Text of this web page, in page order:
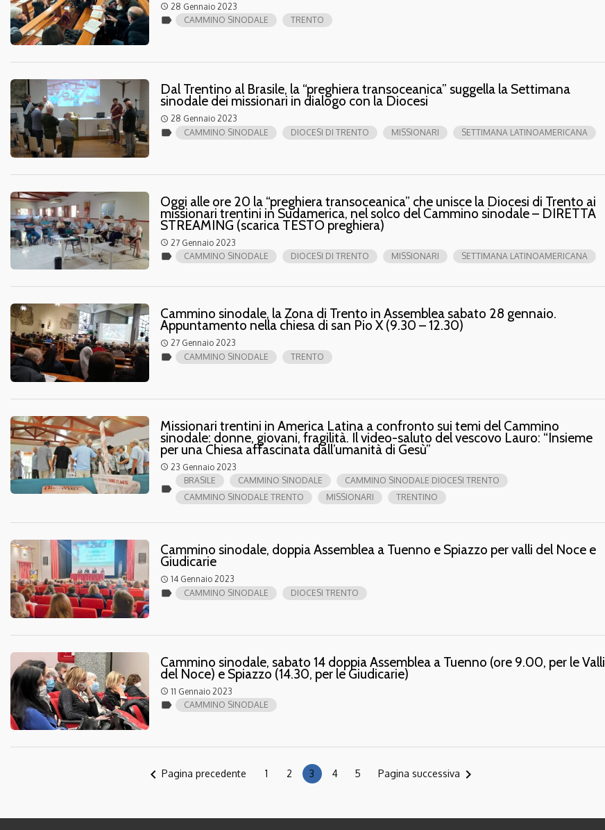
access_time 28 Gennaio 2023
label CAMMINO SINODALE TRENTO
Dal Trentino al Brasile, la “preghiera transoceanica” suggella la Settimana
sinodale dei missionari in dialogo con la Diocesi
access_time 28 Gennaio 2023
label CAMMINO SINODALE DIOCESI DI TRENTO MISSIONARI SETTIMANA LATINOAMERICANA
Oggi alle ore 20 la “preghiera transoceanica” che unisce la Diocesi di Trento ai
missionari trentini in Sudamerica, nel solco del Cammino sinodale – DIRETTA
STREAMING (scarica TESTO preghiera)
access_time 27 Gennaio 2023
label CAMMINO SINODALE DIOCESI DI TRENTO MISSIONARI SETTIMANA LATINOAMERICANA
Cammino sinodale, la Zona di Trento in Assemblea sabato 28 gennaio.
Appuntamento nella chiesa di san Pio X (9.30 – 12.30)
access_time 27 Gennaio 2023
label CAMMINO SINODALE TRENTO
Missionari trentini in America Latina a confronto sui temi del Cammino
sinodale: donne, giovani, fragilità. Il video-saluto del vescovo Lauro: “Insieme
per una Chiesa affascinata dall’umanità di Gesù”
access_time 23 Gennaio 2023
label
BRASILE CAMMINO SINODALE
CAMMINO SINODALE DIOCESI TRENTO
CAMMINO SINODALE TRENTO
MISSIONARI TRENTINO
Cammino sinodale, doppia Assemblea a Tuenno e Spiazzo per valli del Noce e
Giudicarie
access_time 14 Gennaio 2023
label CAMMINO SINODALE DIOCESI TRENTO
Cammino sinodale, sabato 14 doppia Assemblea a Tuenno (ore 9.00, per le Valli
del Noce) e Spiazzo (14.30, per le Giudicarie)
access_time 11 Gennaio 2023
label CAMMINO SINODALE
navigate_before Pagina precedente 1 2 3 4 5 Pagina successiva navigate_next